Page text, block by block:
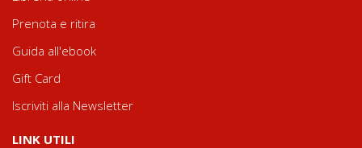
Prenota e ritira
Guida all'ebook
Gift Card
Iscriviti alla Newsletter
LINK UTILI